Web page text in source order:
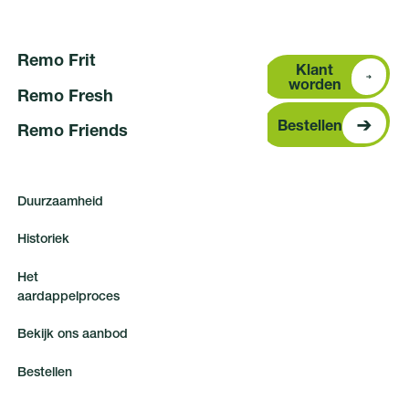
Remo Frit
Remo Fresh
Remo Friends
Duurzaamheid
Historiek
Het
aardappelproces
Bekijk ons aanbod
Bestellen
Klant
Klant
worden
Bestellen
Bestellen